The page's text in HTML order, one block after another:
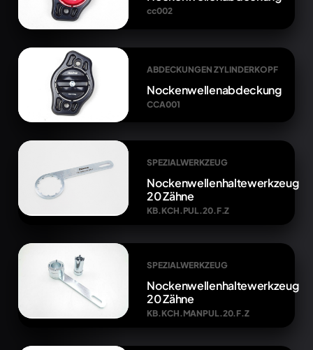
cc002
ABDECKUNGEN ZYLINDERKOPF
Nockenwellenabdeckung
CCA001
SPEZIALWERKZEUG
Nockenwellenhaltewerkzeug
20 Zähne
KB.KCH.PUL.20.F.Z
SPEZIALWERKZEUG
Nockenwellenhaltewerkzeug
20 Zähne
KB.KCH.MANPUL.20.F.Z